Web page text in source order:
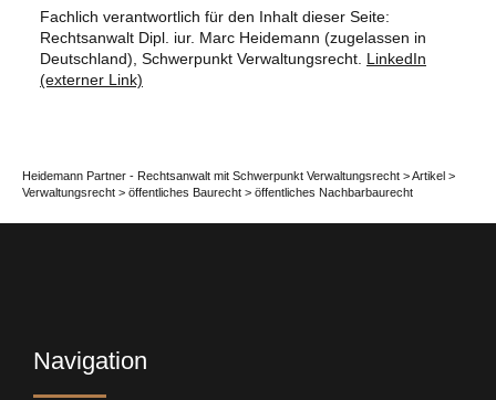
Fachlich verantwortlich für den Inhalt dieser Seite:
Rechtsanwalt Dipl. iur. Marc Heidemann (zugelassen in
Deutschland), Schwerpunkt Verwaltungsrecht. LinkedIn
(externer Link)
Heidemann Partner - Rechtsanwalt mit Schwerpunkt Verwaltungsrecht >Artikel >
Verwaltungsrecht > öffentliches Baurecht > öffentliches Nachbarbaurecht
Navigation